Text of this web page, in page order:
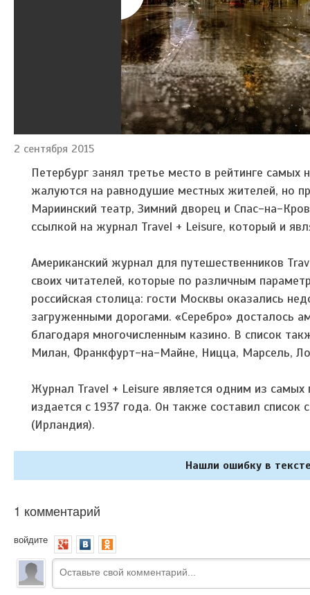
2 сентября 2015
Петербург занял третье место в рейтинге
жалуются на равнодушие местных жителей, но
Мариинский театр, Зимний дворец и Спас-на-
ссылкой на журнал Travel + Leisure, который и
Американский журнал для путешественников
своих читателей, которые по различным
российская столица: гости Москвы оказались
загруженными дорогами. «Серебро» досталось
благодаря многочисленным казино. В список
Милан, Франкфурт-на-Майне, Ницца, Марсель,
Журнал Travel + Leisure является одним из
издается с 1937 года. Он также составил
(Ирландия).
Нашли ошибку в
1 комментарий
войдите